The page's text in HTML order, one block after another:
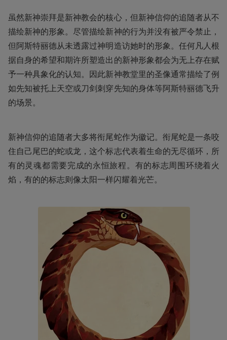
虽然新神崇拜是新神教会的核心，但新神信仰的追随者从不
描绘新神的形象。尽管描绘新神的行为并没有被严令禁止，
但阿斯特丽德从未透露过神明造访她时的形象。任何凡人根
据自身的希望和期许所塑造出的新神形象都会为无上存在赋
予一种具象化的认知。因此新神教堂里的圣像通常描绘了例
如先知被托上天空或刀剑刺穿先知的身体等阿斯特丽德飞升
的场景。
新神信仰的追随者大多将衔尾蛇作为徽记。衔尾蛇是一条咬
住自己尾巴的蛇或龙，这个标志代表着生命的无尽循环，所
有的灵魂都需要完成的永恒旅程。有的标志周围环绕着火
焰，有的的标志则像太阳一样闪耀着光芒。